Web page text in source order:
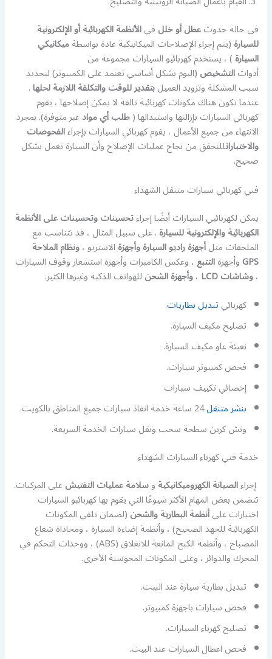
في حالة حدوثعطل أو خللفيالأنظمة الكهربائية أو الإلكترونية
للسيارة(يتم إجراء الإصلاحات الميكانيكية عادة بواسطةميكانيكي
السيارة) ، يستخدم كهربائيو السيارات مجموعة من
أدواتالتشخيص(اليوم بشكل أساسي تعتمد على الكمبيوتر) لتحديد
سبب المشكلة وتزويد العميلبتقدير للوقت والتكلفة اللازمة لحلها.
عندما تكون هناك مكونات كهربائية تالفة لا يمكن إصلاحها ، يقوم
كهربائي السيارات بإزالتها واستبدالها (طلب أي موادغير متوفرة). بمجرد
الانتهاء من جميع الأعمال ، يقوم كهربائي السيارات بإجراءالفحوصات
والاختباراتللتحقق من نجاح عمليات الإصلاح وأن السيارة تعمل بشكل
صحيح.
فني كهربائي سيارات متنقل الشهداء
يمكن لكهربائيي السيارات أيضًا إجراءتحسينات وتحسينات على الأنظمة
الكهربائية والإلكترونية للسيارة. على سبيل المثال ، قد تتناسب مع
الملحقات مثلأجهزة راديو السيارة وأجهزةالاستريو ،ونظام الملاحة
GPSوأجهزةالتتبع ، وعكس الكاميرات وأجهزة استشعار وقوف السيارات
،وشاشات LCD ،وأجهزة الشحنللهواتف الذكية وغيرها الكثير.
كهربائيتبديل بطاريات.
تصليح مكيف السيارة.
نعبئة عاو مكيف السيارة.
فحص كمبيوتر سيارات.
إخصائي تكييف سيارات
بنشر متنقل24 ساعة خدمة انقاذ سيارات جميع المناطق بالكويت.
ونش كرين سطحة سحب ونقل سيارات الخدمة السريعة.
خدمة فني كهرباء السيارات الشهداء
إجراءالصيانة الكهروميكانيكيةوسلامة عمليات التفتيشعلى المركبات.
تتضمن بعض المهام الأكثر شيوعًا التي يقوم بها كهربائيو السيارات
اختبارات علىأنظمة البطارية والشحن(لضمان تلقي المكونات
الكهربائية للجهد الصحيح) ، وأنظمة إضاءة السيارة ، ومحاذاة شعاع
المصباح ، وأنظمة الكبح المانعة للانغلاق (ABS) ، ووحدات التحكم في
المحرك والدوائر ، وعلى المكونات المحوسبة الأخرى.
تبديل بطارية سيارة عند البيت.
فحص سيارات باجهزة كمبيوتر.
تصليح كهرباء السيارات.
فحص اعطال السيارات عند البيت.